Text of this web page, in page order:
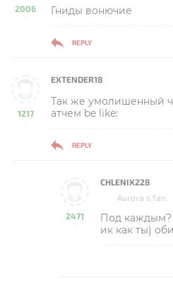
2006
-
Гниды вонючие
REPLY
1217
-
EXTENDER18
Так же умолишенный
атчем be like:
REPLY
2471
-
CHLENIX228
Aurora s fan
Под каждым?
ик как ты)